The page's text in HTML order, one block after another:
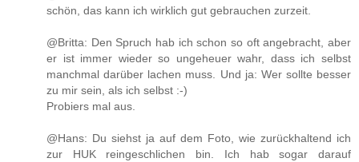
schön, das kann ich wirklich gut gebrauchen zurzeit.
@Britta: Den Spruch hab ich schon so oft angebracht, aber
er ist immer wieder so ungeheuer wahr, dass ich selbst
manchmal darüber lachen muss. Und ja: Wer sollte besser
zu mir sein, als ich selbst :-)
Probiers mal aus.
@Hans: Du siehst ja auf dem Foto, wie zurückhaltend ich
zur HUK reingeschlichen bin. Ich hab sogar darauf